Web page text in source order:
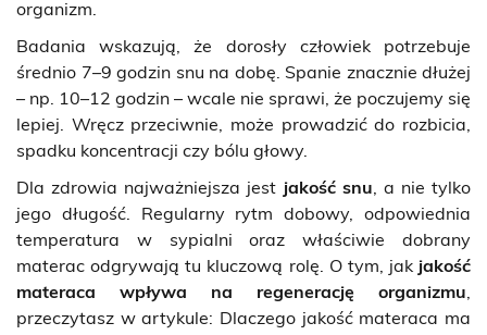
organizm.
Badania wskazują, że dorosły człowiek potrzebuje
średnio 7–9 godzin snu na dobę. Spanie znacznie dłużej
– np. 10–12 godzin – wcale nie sprawi, że poczujemy się
lepiej. Wręcz przeciwnie, może prowadzić do rozbicia,
spadku koncentracji czy bólu głowy.
Dla zdrowia najważniejsza jest jakość snu, a nie tylko
jego długość. Regularny rytm dobowy, odpowiednia
temperatura w sypialni oraz właściwie dobrany
materac odgrywają tu kluczową rolę. O tym, jak jakość
materaca wpływa na regenerację organizmu,
przeczytasz w artykule: Dlaczego jakość materaca ma